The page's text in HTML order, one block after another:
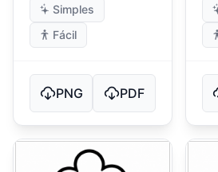
Simples
Fácil
PNG PDF